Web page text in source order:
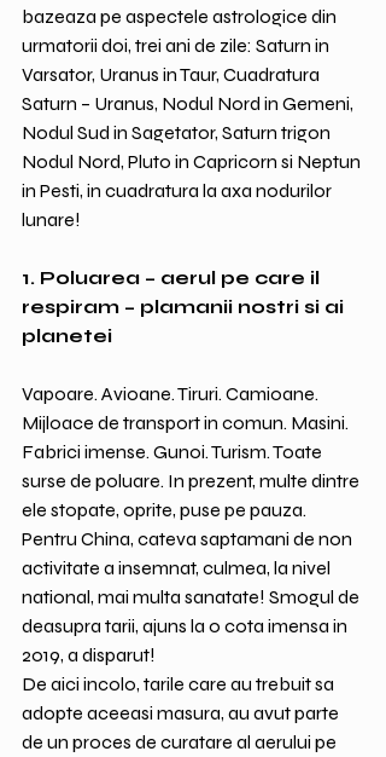
bazeaza pe aspectele astrologice din
urmatorii doi, trei ani de zile: Saturn in
Varsator, Uranus in Taur, Cuadratura
Saturn – Uranus, Nodul Nord in Gemeni,
Nodul Sud in Sagetator, Saturn trigon
Nodul Nord, Pluto in Capricorn si Neptun
in Pesti, in cuadratura la axa nodurilor
lunare!
1. Poluarea – aerul pe care il
respiram – plamanii nostri si ai
planetei
Vapoare. Avioane. Tiruri. Camioane.
Mijloace de transport in comun. Masini.
Fabrici imense. Gunoi. Turism. Toate
surse de poluare. In prezent, multe dintre
ele stopate, oprite, puse pe pauza.
Pentru China, cateva saptamani de non
activitate a insemnat, culmea, la nivel
national, mai multa sanatate! Smogul de
deasupra tarii, ajuns la o cota imensa in
2019, a disparut!
De aici incolo, tarile care au trebuit sa
adopte aceeasi masura, au avut parte
de un proces de curatare al aerului pe